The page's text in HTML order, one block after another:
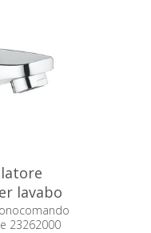
lavabo
23262000